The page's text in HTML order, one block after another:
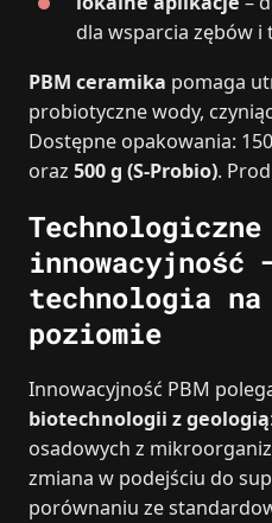
dla wsparcia zębów
PBM ceramika pomaga
probiotyczne wody,
Dostępne opakowania:
oraz 500 g (S-Probio).
innowacyjność
technologia na
poziomie
Innowacyjność PBM
biotechnologii z geologią
osadowych z
zmiana w podejściu do
porównaniu ze